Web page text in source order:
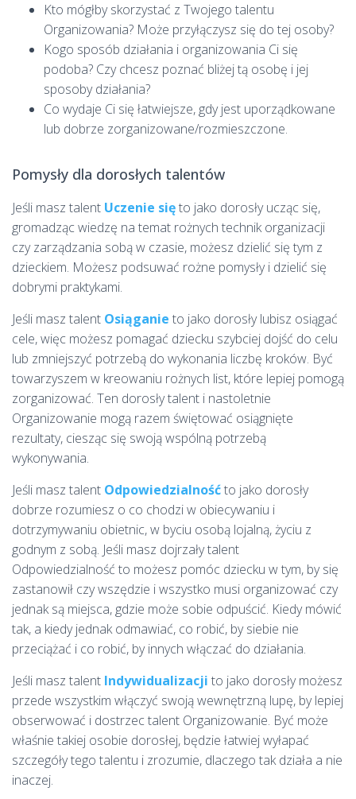
Kto mógłby skorzystać z Twojego talentu
Organizowania? Może przyłączysz się do tej osoby?
Kogo sposób działania i organizowania Ci się
podoba? Czy chcesz poznać bliżej tą osobę i jej
sposoby działania?
Co wydaje Ci się łatwiejsze, gdy jest uporządkowane
lub dobrze zorganizowane/rozmieszczone.
Pomysły dla dorosłych talentów
Jeśli masz talent Uczenie sięto jako dorosły ucząc się,
gromadząc wiedzę na temat rożnych technik organizacji
czy zarządzania sobą w czasie, możesz dzielić się tym z
dzieckiem. Możesz podsuwać rożne pomysły i dzielić się
dobrymi praktykami.
Jeśli masz talent Osiąganie to jako dorosły lubisz osiągać
cele, więc możesz pomagać dziecku szybciej dojść do celu
lub zmniejszyć potrzebą do wykonania liczbę kroków. Być
towarzyszem w kreowaniu rożnych list, które lepiej pomogą
zorganizować. Ten dorosły talent i nastoletnie
Organizowanie mogą razem świętować osiągnięte
rezultaty, ciesząc się swoją wspólną potrzebą
wykonywania.
Jeśli masz talent Odpowiedzialnośćto jako dorosły
dobrze rozumiesz o co chodzi w obiecywaniu i
dotrzymywaniu obietnic, w byciu osobą lojalną, życiu z
godnym z sobą. Jeśli masz dojrzały talent
Odpowiedzialność to możesz pomóc dziecku w tym, by się
zastanowił czy wszędzie i wszystko musi organizować czy
jednak są miejsca, gdzie może sobie odpuścić. Kiedy mówić
tak, a kiedy jednak odmawiać, co robić, by siebie nie
przeciążać i co robić, by innych włączać do działania.
Jeśli masz talent Indywidualizacji to jako dorosły możesz
przede wszystkim włączyć swoją wewnętrzną lupę, by lepiej
obserwować i dostrzec talent Organizowanie. Być może
właśnie takiej osobie dorosłej, będzie łatwiej wyłapać
szczegóły tego talentu i zrozumie, dlaczego tak działa a nie
inaczej.